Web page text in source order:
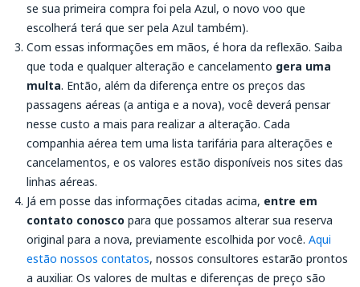
se sua primeira compra foi pela Azul, o novo voo que
escolherá terá que ser pela Azul também).
Com essas informações em mãos, é hora da reflexão. Saiba
que toda e qualquer alteração e cancelamento gera uma
multa. Então, além da diferença entre os preços das
passagens aéreas (a antiga e a nova), você deverá pensar
nesse custo a mais para realizar a alteração. Cada
companhia aérea tem uma lista tarifária para alterações e
cancelamentos, e os valores estão disponíveis nos sites das
linhas aéreas.
Já em posse das informações citadas acima, entre em
contato conosco para que possamos alterar sua reserva
original para a nova, previamente escolhida por você. Aqui
estão nossos contatos, nossos consultores estarão prontos
a auxiliar. Os valores de multas e diferenças de preço são